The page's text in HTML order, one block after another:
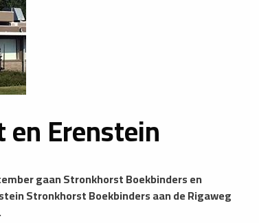
Erenstein
gaan Stronkhorst Boekbinders en
Stronkhorst Boekbinders aan de Rigaweg